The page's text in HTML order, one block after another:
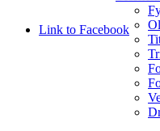
Link to Facebook